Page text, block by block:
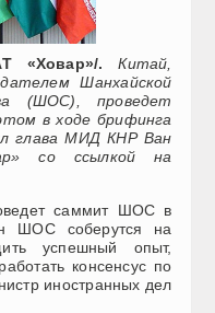
«Ховар»/.
Китай,
Шанхайской
(ШОС), проведет
в ходе брифинга
глава МИД КНР Ван
со ссылкой на
саммит ШОС в
ШОС соберутся на
успешный опыт,
консенсус по
иностранных дел